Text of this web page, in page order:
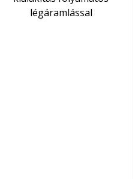
légáramlással